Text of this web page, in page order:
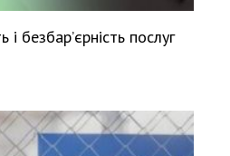
і безбар’єрність послуг